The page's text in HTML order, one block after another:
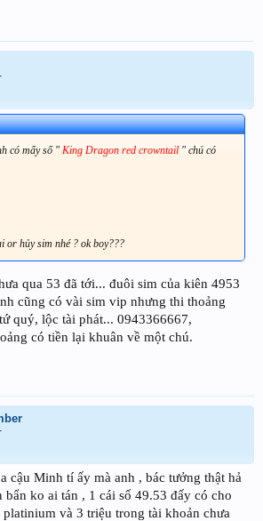
có mấy số " King Dragon red crowntail " chú có
or hủy sim nhé ? ok boy???
qua 53 đã tới... đuôi sim của kiên 4953
cũng có vài sim vip nhưng thi thoảng
quý, lộc tài phát... 0943366667,
có tiền lại khuân về một chú.
cậu Minh tí ấy mà anh , bác tưởng thật hả
bẩn ko ai tán , 1 cái số 49.53 đấy có cho
và 3 triệu trong tài khoản chưa